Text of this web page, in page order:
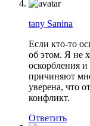
tany Sanina
Если кто-то
об этом. Я не
оскорбления
причиняют
уверена, что
конфликт.
Ответить